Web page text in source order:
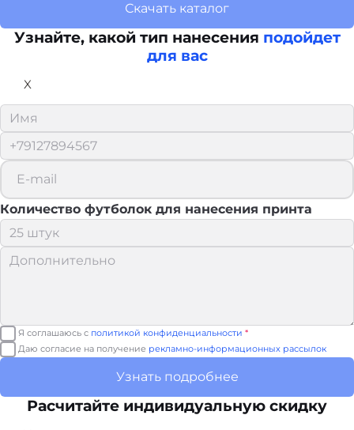
Скачать каталог
Узнайте, какой тип нанесения подойдет
для вас
X
Количество футболок для нанесения принта
Я соглашаюсь с политикой конфиденциальности *
Даю согласие на получение рекламно-информационных рассылок
Узнать подробнее
Расчитайте индивидуальную скидку